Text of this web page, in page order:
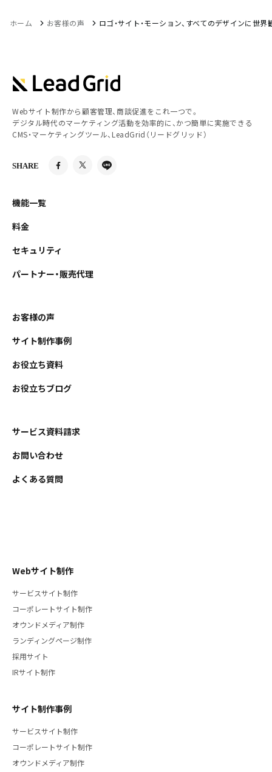
ホーム お客様の声 ロゴ・サイト・モーション、すべてのデザインに世
Webサイト制作から顧客管理、商談促進をこれ一つで。
デジタル時代のマーケティング活動を効率的に、かつ簡単に実施できる
CMS・マーケティングツール、LeadGrid（リードグリッド）
SHARE
機能一覧
料金
セキュリティ
パートナー・販売代理
お客様の声
サイト制作事例
お役立ち資料
お役立ちブログ
サービス資料請求
お問い合わせ
よくある質問
Webサイト制作
サービスサイト制作
コーポレートサイト制作
オウンドメディア制作
ランディングページ制作
採用サイト
IRサイト制作
サイト制作事例
サービスサイト制作
コーポレートサイト制作
オウンドメディア制作